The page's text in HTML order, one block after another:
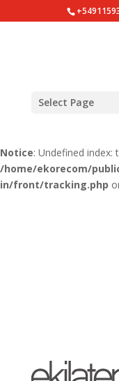
Notice: Undefined index:
/home/ekorecom/
/home/ekorecom/
Notice: Undefined index:
/home/ekorecom/
in/front/tracking.php
Select Page